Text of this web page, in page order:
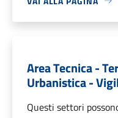
Area Tecnica -
Urbanistica -
Questi settori